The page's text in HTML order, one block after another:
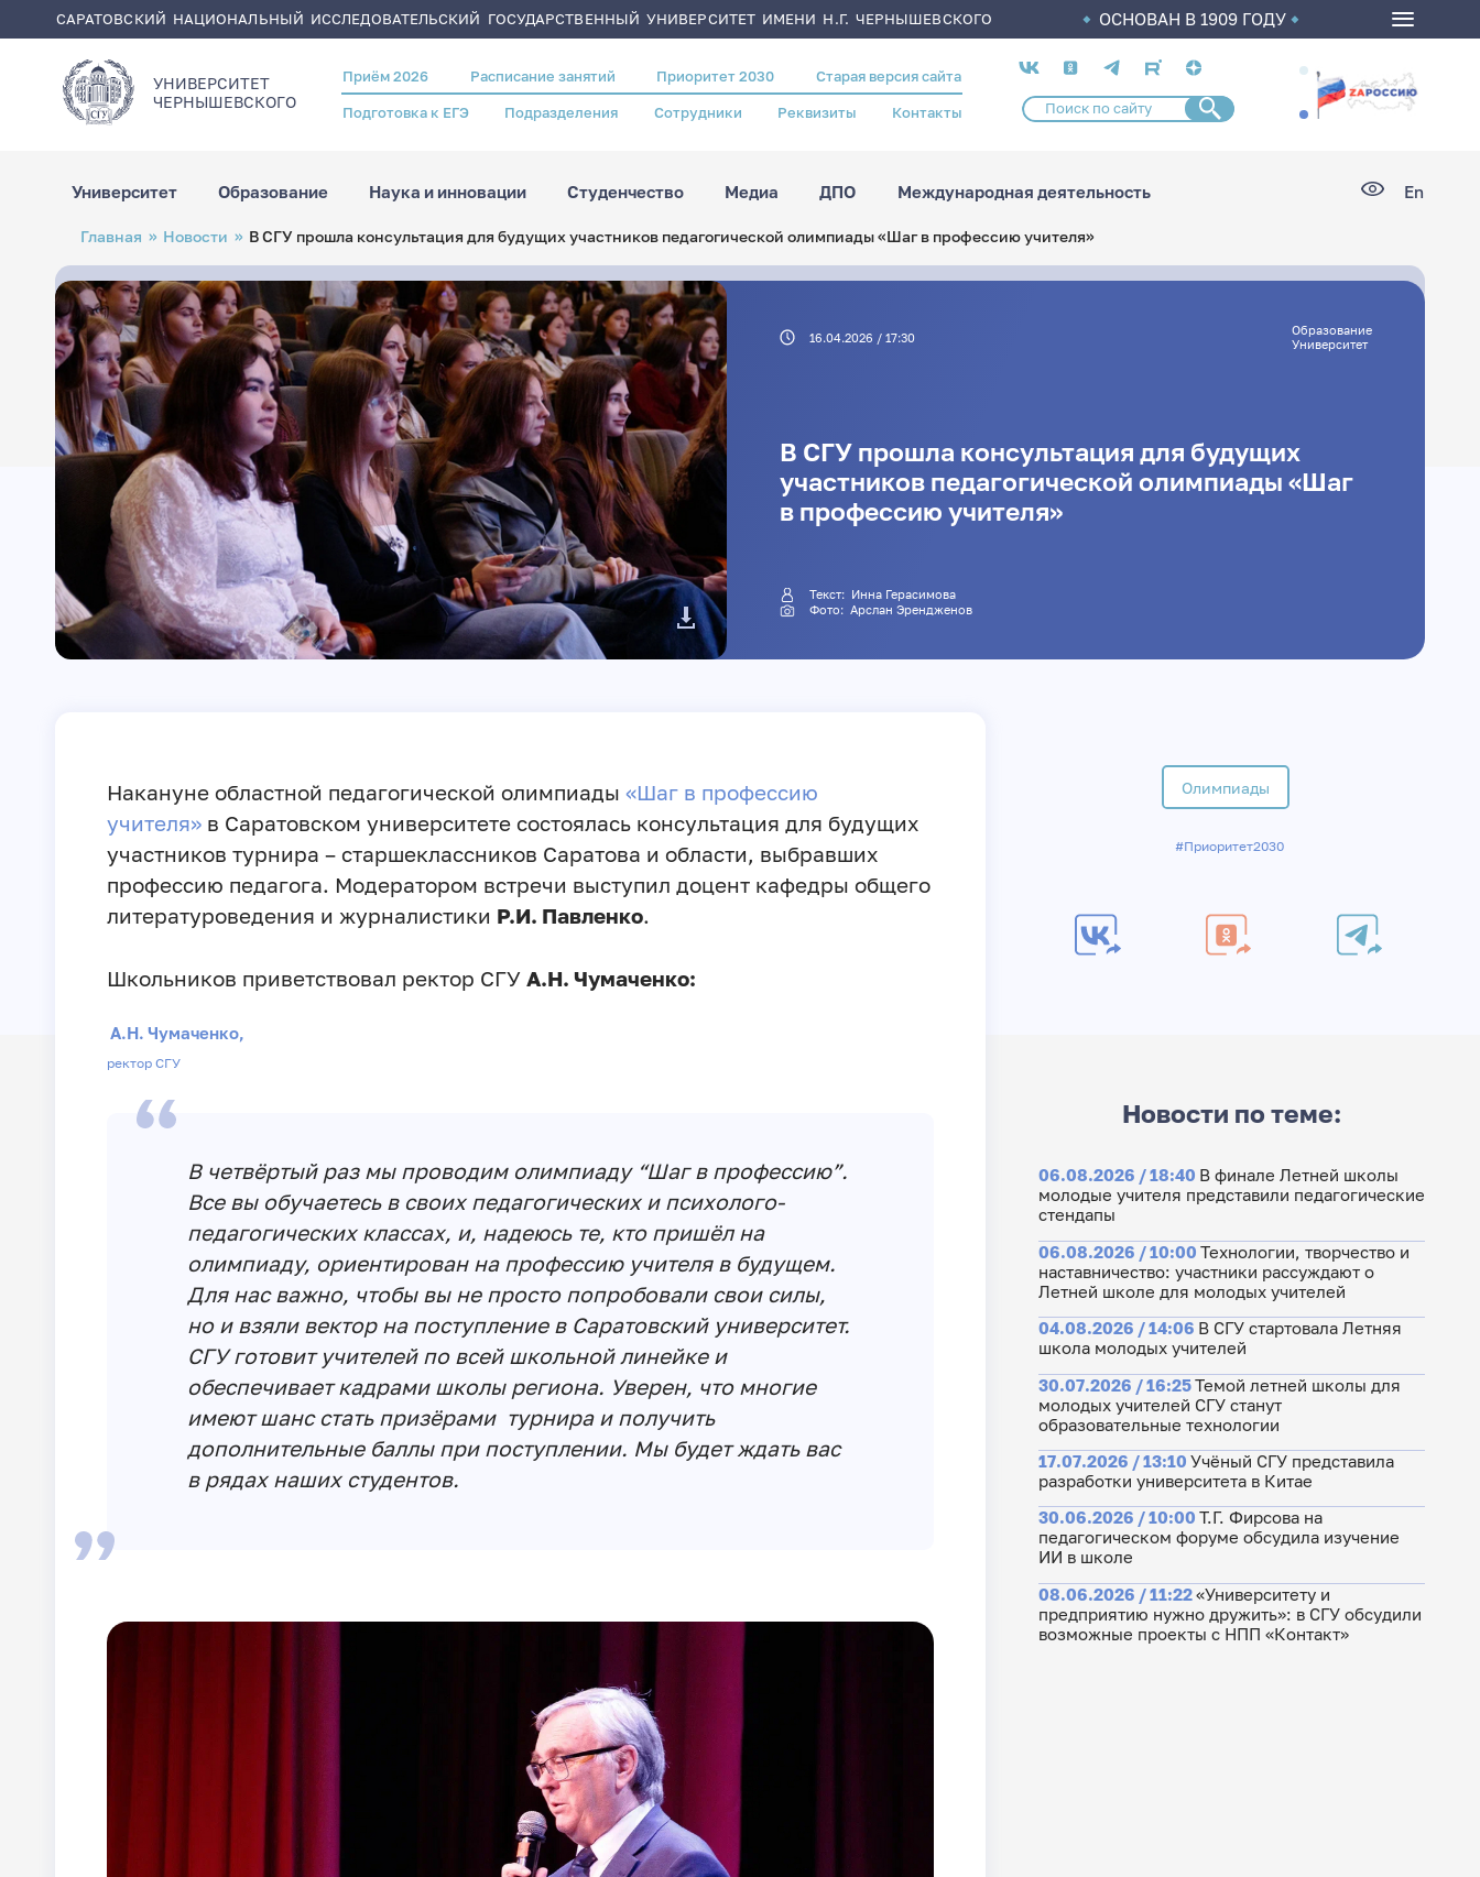
содержанию
САРАТОВСКИЙ НАЦИОНАЛЬНЫЙ ИССЛЕДОВАТЕЛЬСКИЙ ГОСУДАРСТВЕННЫЙ УНИВЕРСИТЕТ ИМЕНИ Н.Г. ЧЕРНЫШЕВСКОГО ОСНОВАН В 1909 ГОДУ
УНИВЕРСИТЕТ
ЧЕРНЫШЕВСКОГO
Header
menu
Приём 2026 Расписание занятий Приоритет 2030 Старая версия сайта
Подготовка к ЕГЭ Подразделения Сотрудники Реквизиты Контакты
Социальные
сети
Университет Образование Наука и инновации Студенчество Медиа ДПО Международная деятельность En
Строка
навигации
Главная Новости В СГУ прошла консультация для будущих участников педагогической олимпиады «Шаг в профессию учителя»
16.04.2026 / 17:30
Образование
Университет
В СГУ прошла консультация для будущих
участников педагогической олимпиады «Шаг
в профессию учителя»
Текст: Инна Герасимова
Фото: Арслан Эрендженов
Накануне областной педагогической олимпиады «Шаг в профессию
учителя»в Саратовском университете состоялась консультация для будущих
участников турнира – старшеклассников Саратова и области, выбравших
профессию педагога. Модератором встречи выступил доцент кафедры общего
литературоведения и журналистики Р.И. Павленко.
Школьников приветствовал ректор СГУ А.Н. Чумаченко:
А.Н. Чумаченко,
ректор СГУ
В четвёртый раз мы проводим олимпиаду “Шаг в профессию”.
Все вы обучаетесь в своих педагогических и психолого-
педагогических классах, и, надеюсь те, кто пришёл на
олимпиаду, ориентирован на профессию учителя в будущем.
Для нас важно, чтобы вы не просто попробовали свои силы,
но и взяли вектор на поступление в Саратовский университет.
СГУ готовит учителей по всей школьной линейке и
обеспечивает кадрами школы региона. Уверен, что многие
имеют шанс стать призёрами турнира и получить
дополнительные баллы при поступлении. Мы будет ждать вас
в рядах наших студентов.
Олимпиады
#Приоритет2030
Новости по теме:
06.08.2026 / 18:40 В финале Летней школы
молодые учителя представили педагогические
стендапы
06.08.2026 / 10:00 Технологии, творчество и
наставничество: участники рассуждают о
Летней школе для молодых учителей
04.08.2026 / 14:06 В СГУ стартовала Летняя
школа молодых учителей
30.07.2026 / 16:25Темой летней школы для
молодых учителей СГУ станут
образовательные технологии
17.07.2026 / 13:10 Учёный СГУ представила
разработки университета в Китае
30.06.2026 / 10:00 Т.Г. Фирсова на
педагогическом форуме обсудила изучение
ИИ в школе
08.06.2026 / 11:22«Университету и
предприятию нужно дружить»: в СГУ обсудили
возможные проекты с НПП «Контакт»